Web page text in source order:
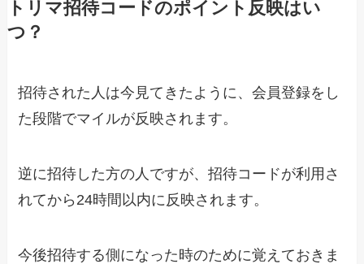
トリマ招待コードのポイント反映はい
つ？
招待された人は今見てきたように、会員登録をし
た段階でマイルが反映されます。
逆に招待した方の人ですが、招待コードが利用さ
れてから24時間以内に反映されます。
今後招待する側になった時のために覚えておきま